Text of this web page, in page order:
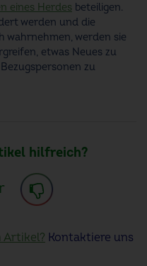
eines Herdes beteiligen.
werden und die
wahrnehmen, werden sie
etwas Neues zu
zu
hilfreich?
Artikel? Kontaktiere uns